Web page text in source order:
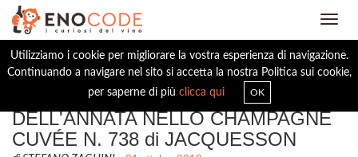
Utilizziamo i cookie per migliorare la vostra esperienza di navigazione.
Continuando a navigare nel sito si accetta la nostra Politica sui cookie,
per saperne di più clicca qui OK
L’ARTE DELL'INTERPRETAZIONE
DELL'ANNATA NELLO CHAMPAGNE
CUVÉE N. 738 di JACQUESSON